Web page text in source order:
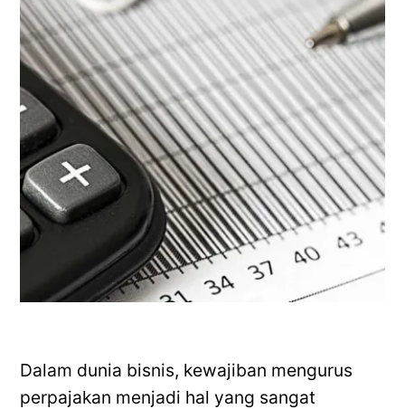
Dalam dunia bisnis, kewajiban mengurus
perpajakan menjadi hal yang sangat